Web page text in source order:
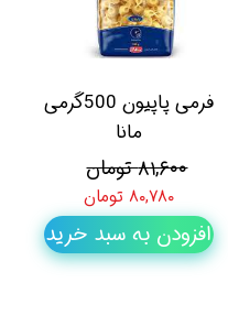
فرمی پاپیون 500گرمی
مانا
۸۱,۶۰۰ تومان
۸۰,۷۸۰ تومان
افزودن به سبد خرید